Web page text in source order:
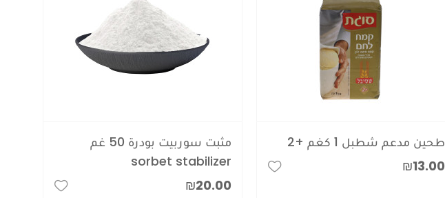
طحين مدعم شطبل 1 كغم +2
₪13.00
مثبت سوربيت بودرة 50 غم
sorbet stabilizer
₪20.00